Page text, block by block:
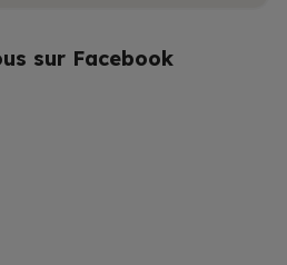
sur Facebook